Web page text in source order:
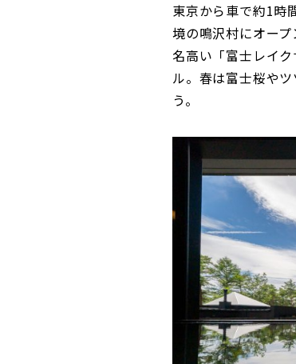
東京から車で約1時
境の鳴沢村にオー
名高い「富士レイ
ル。春は富士桜や
う。